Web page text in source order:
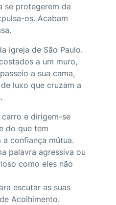
se protegerem da
os. Acabam
igreja de São Paulo.
a um muro,
a sua cama,
luxo que cruzam a
e dirigem-se
do que tem
confiança mútua.
palavra agressiva ou
como eles não
escutar as suas
Acolhimento.